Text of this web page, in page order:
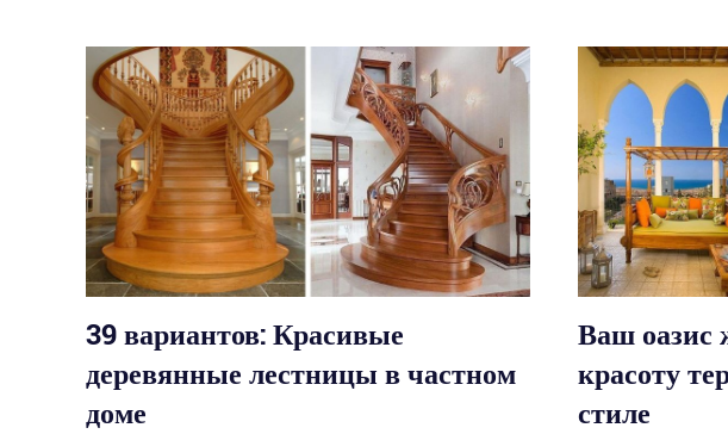
39 вариантов: Красивые
деревянные лестницы в частном
доме
Ваш оазис
красоту
стиле